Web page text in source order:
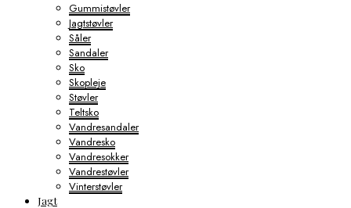
Gummistøvler
Jagtstøvler
Såler
Sandaler
Sko
Skopleje
Støvler
Teltsko
Vandresandaler
Vandresko
Vandresokker
Vandrestøvler
Vinterstøvler
Jagt